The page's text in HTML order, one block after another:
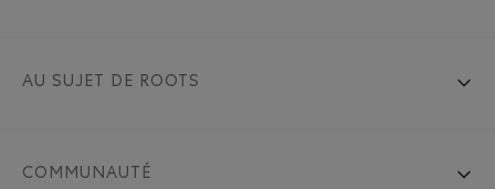
AU SUJET DE ROOTS
COMMUNAUTÉ